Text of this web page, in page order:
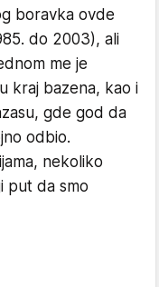
boravka ovde
do 2003), ali
me je
kraj bazena, kao i
gde god da
odbio.
nekoliko
put da smo